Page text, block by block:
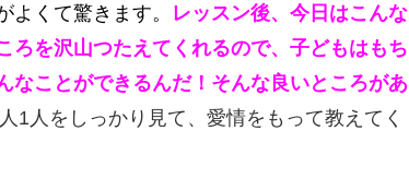
よくて驚きます。 レッスン後、今日はこんな
ろを沢山つたえてくれるので、子どもはもち
なことができるんだ！そんな良いところがあ
1人をしっかり見て、愛情をもって教えてく